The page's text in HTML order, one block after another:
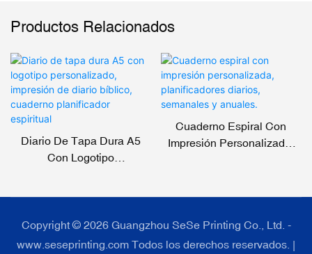
Productos Relacionados
Diario De Tapa Dura A5
Con Logotipo
Cuaderno Espiral Con
Impresión Personalizada,
Copyright © 2026 Guangzhou SeSe Printing Co., Ltd. -
www.seseprinting.com Todos los derechos reservados. |